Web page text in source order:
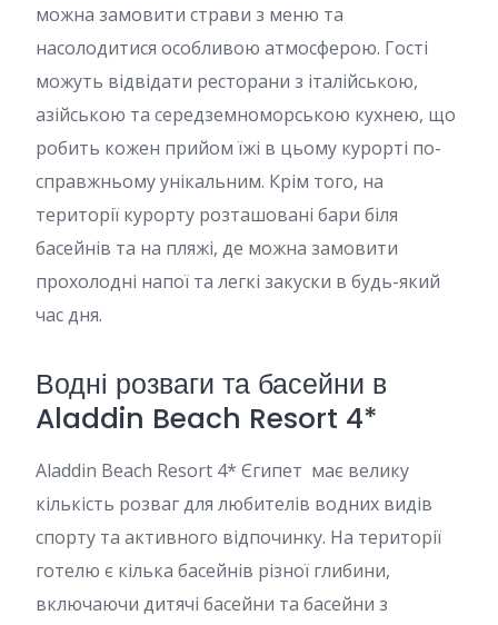
можна замовити страви з меню та
насолодитися особливою атмосферою. Гості
можуть відвідати ресторани з італійською,
азійською та середземноморською кухнею, що
робить кожен прийом їжі в цьому курорті по-
справжньому унікальним. Крім того, на
території курорту розташовані бари біля
басейнів та на пляжі, де можна замовити
прохолодні напої та легкі закуски в будь-який
час дня.
Водні розваги та басейни в
Aladdin Beach Resort 4*
Aladdin Beach Resort 4* Єгипет має велику
кількість розваг для любителів водних видів
спорту та активного відпочинку. На території
готелю є кілька басейнів різної глибини,
включаючи дитячі басейни та басейни з